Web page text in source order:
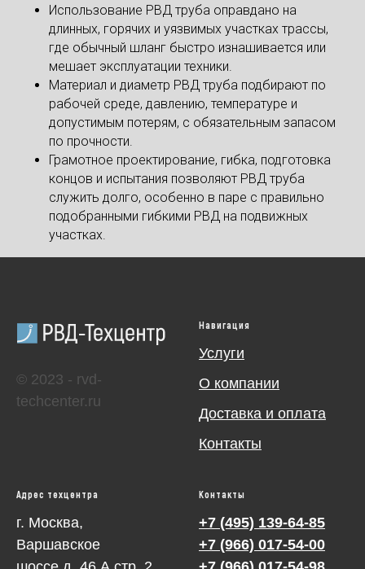
Использование РВД труба оправдано на
длинных, горячих и уязвимых участках трассы,
где обычный шланг быстро изнашивается или
мешает эксплуатации техники.
Материал и диаметр РВД труба подбирают по
рабочей среде, давлению, температуре и
допустимым потерям, с обязательным запасом
по прочности.
Грамотное проектирование, гибка, подготовка
концов и испытания позволяют РВД труба
служить долго, особенно в паре с правильно
подобранными гибкими РВД на подвижных
участках.
© 2023 - rvd-
techcenter.ru
Навигация
Услуги
О компании
Доставка и оплата
Контакты
Адрес техцентра
г. Москва,
Варшавское
Контакты
+7 (495) 139-64-85
+7 (966) 017-54-00